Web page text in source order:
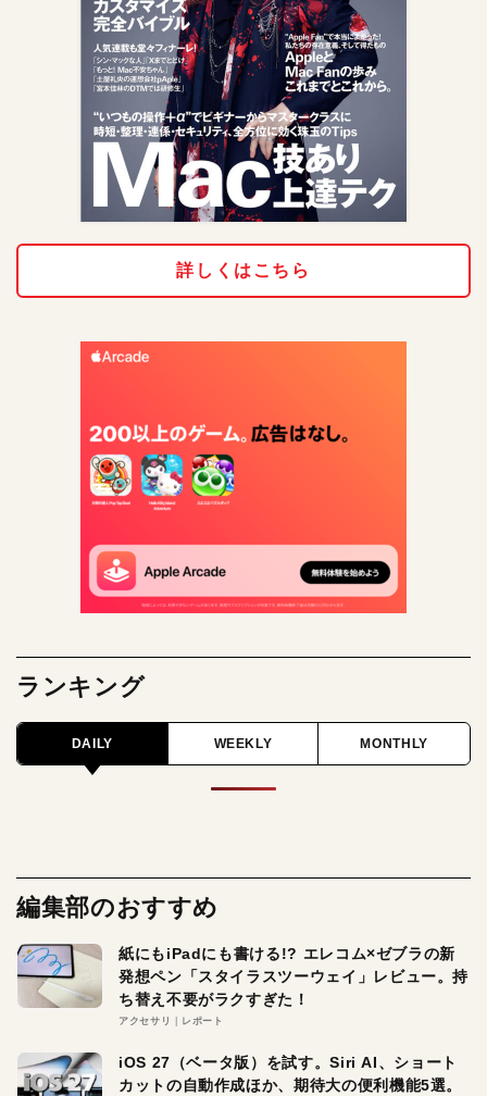
詳しくはこちら
ランキング
DAILY WEEKLY MONTHLY
編集部のおすすめ
紙にもiPadにも書ける!? エレコム×ゼブラの新
発想ペン「スタイラスツーウェイ」レビュー。持
ち替え不要がラクすぎた！
アクセサリ レポート
iOS 27（ベータ版）を試す。Siri AI、ショート
カットの自動作成ほか、期待大の便利機能5選。